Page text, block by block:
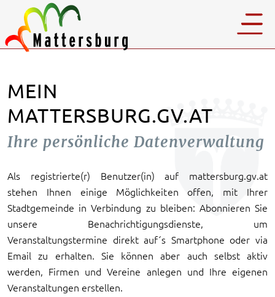
MEIN
MATTERSBURG.GV.AT
Ihre persönliche Datenverwaltung
Als registrierte(r) Benutzer(in) auf mattersburg.gv.at
stehen Ihnen einige Möglichkeiten offen, mit Ihrer
Stadtgemeinde in Verbindung zu bleiben: Abonnieren Sie
unsere Benachrichtigungsdienste, um
Veranstaltungstermine direkt auf´s Smartphone oder via
Email zu erhalten. Sie können aber auch selbst aktiv
werden, Firmen und Vereine anlegen und Ihre eigenen
Veranstaltungen erstellen.